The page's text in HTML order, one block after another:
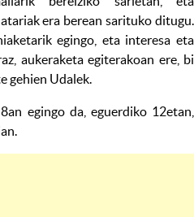
era berean sarituko ditugu.
egingo, eta interesa eta
aukeraketa egiterakoan ere, bi
gehien Udalek.
egingo da, eguerdiko 12etan,